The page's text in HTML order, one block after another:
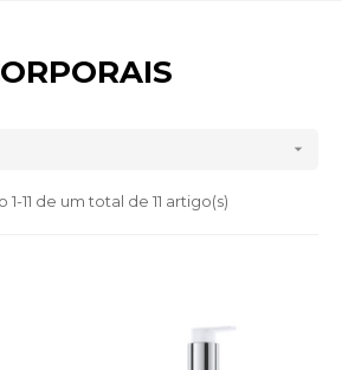

1-11 de um total de 11 artigo(s)